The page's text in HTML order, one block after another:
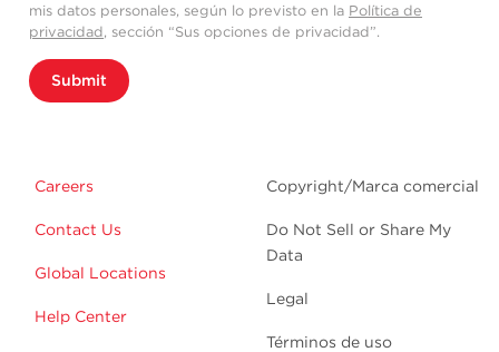
mis datos personales, según lo previsto en la Política de
privacidad, sección “Sus opciones de privacidad”.
Submit
Careers
Contact Us
Global Locations
Help Center
Copyright/Marca comercial
Do Not Sell or Share My
Data
Legal
Términos de uso